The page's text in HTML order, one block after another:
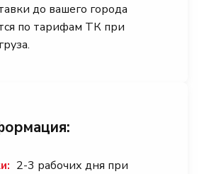
до вашего города
по тарифам ТК при
2-3 рабочих дня при